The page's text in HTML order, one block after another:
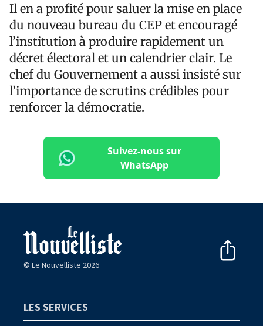
Il en a profité pour saluer la mise en place
du nouveau bureau du CEP et encouragé
l’institution à produire rapidement un
décret électoral et un calendrier clair. Le
chef du Gouvernement a aussi insisté sur
l’importance de scrutins crédibles pour
renforcer la démocratie.
Suivez-nous sur
WhatsApp
© Le Nouvelliste 2026
LES SERVICES